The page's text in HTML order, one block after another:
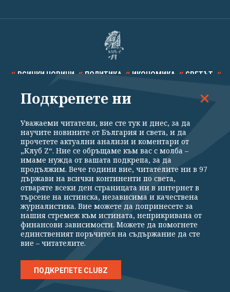
ВСИЧКИ НОВИНИ ПОЛИТИКА ИКОНОМИКА СВЕТЪТ
СПОРТ КУЛТУРА ТЕХНОЛОГИИ КАЛЕЙДОСКОП
Общи условия
Политика за поверителност
Реклама
Партньори Контакти
За Клуб Z
Екип
Подкрепете ни
Издател на www.clubz.bg е „Клуб Зебра Медия“ ЕООД, София, ул. "Алеко
Константинов" 3. Всички права запазени 2026 „Клуб Зебра Медия“
Препечатването на материали, снимки и видео от www.clubz.bg без
разрешение ще бъде преследвано по съдебен път, съгласно
ОБЩИТЕ УСЛОВИЯ
Подкрепете ни
Уважаеми читатели, вие сте тук и днес, за да
научите новините от България и света, и да
прочетете актуални анализи и коментари от
„Клуб Z“. Ние се обръщаме към вас с молба –
имаме нужда от вашата подкрепа, за да
продължим. Вече години вие, читателите ни в 97
държави на всички континенти по света,
отваряте всеки ден страницата ни в интернет в
търсене на истинска, независима и качествена
журналистика. Вие можете да допринесете за
нашия стремеж към истината, неприкривана от
финансови зависимости. Можете да помогнете
единственият поръчител на съдържание да сте
вие – читателите.
ПОДКРЕПЕТЕ CLUBZ